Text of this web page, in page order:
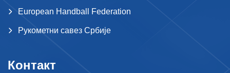
European Handball Federation
Рукометни савез Србије
Контакт